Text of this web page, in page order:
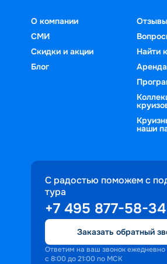
О компании
СМИ
Скидки и акции
Блог
Отзывы
Найти
наши
С радостью поможем с
тура
+7 495 877-58-34
Заказать обратный
Ответим на ваш звонок ежедневно
с 8:00 до 21:00 по МСК